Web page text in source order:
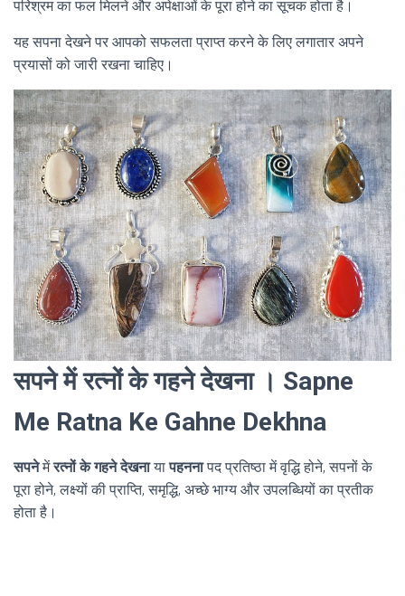
परिश्रम का फल मिलने और अपेक्षाओं के पूरा होने का सूचक होता है।
यह सपना देखने पर आपको सफलता प्राप्त करने के लिए लगातार अपने
प्रयासों को जारी रखना चाहिए।
सपने में रत्नों के गहने देखना । Sapne
Me Ratna Ke Gahne Dekhna
सपनेमेंरत्नों के गहने देखनायापहननापद प्रतिष्ठा में वृद्धि होने, सपनों के
पूरा होने, लक्ष्यों की प्राप्ति, समृद्धि, अच्छे भाग्य और उपलब्धियों का प्रतीक
होता है।